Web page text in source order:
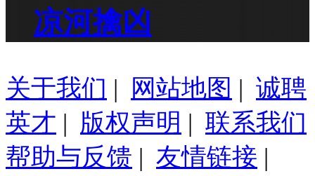
凉河擒凶
关于我们 | 网站地图 | 诚聘
英才 | 版权声明 | 联系我们
帮助与反馈 | 友情链接 |